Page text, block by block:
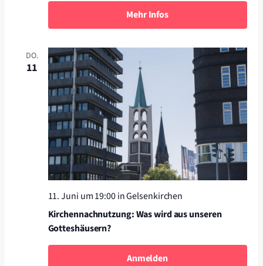
Mehr Infos
DO.
11
11. Juni um 19:00in Gelsenkirchen
Kirchennachnutzung: Was wird aus unseren
Gotteshäusern?
Anmelden